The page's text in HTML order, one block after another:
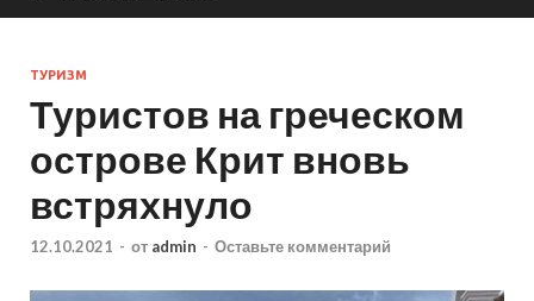
ТУРИЗМ
Туристов на греческом
острове Крит вновь
встряхнуло
12.10.2021 - от admin - Оставьте комментарий